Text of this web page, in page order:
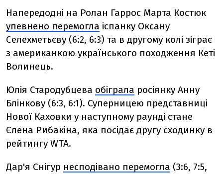
Напередодні на Ролан Гаррос Марта Костюк
упевнено перемогла іспанку Оксану
Селехметьєву (6:2, 6:3) та в другому колі зіграє
з американкою українського походження Кеті
Волинець.
Юлія Стародубцева обіграла росіянку Анну
Блінкову (6:3, 6:1). Суперницею представниці
Нової Каховки у наступному раунді стане
Єлена Рибакіна, яка посідає другу сходинку в
рейтингу WTA.
Дар'я Снігур несподівано перемогла (3:6, 7:5,